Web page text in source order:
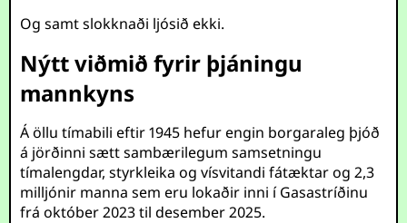
Og samt slokknaði ljósið ekki.
Nýtt viðmið fyrir þjáningu
mannkyns
Á öllu tímabili eftir 1945 hefur engin borgaraleg þjóð
á jörðinni sætt sambærilegum samsetningu
tímalengdar, styrkleika og vísvitandi fátæktar og 2,3
milljónir manna sem eru lokaðir inni í Gasastríðinu
frá október 2023 til desember 2025.